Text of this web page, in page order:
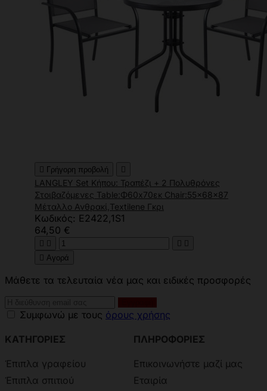
 Γρήγορη προβολή 
LANGLEY Set Κήπου: Τραπέζι + 2 Πολυθρόνες
Στοιβαζόμενες Table:Φ60x70εκ Chair:55x68x87
Μέταλλο Ανθρακί,Textilene Γκρι
Κωδικός: Ε2422,1S1
64,50 €
   
 Αγορά
Μάθετε τα τελευταία νέα μας και ειδικές προσφορές
Συμφωνώ με τους όρους χρήσης
ΚΑΤΗΓΟΡΙΕΣ
Έπιπλα γραφείου
Έπιπλα σπιτιού
ΠΛΗΡΟΦΟΡΙΕΣ
Επικοινωνήστε μαζί μας
Εταιρία